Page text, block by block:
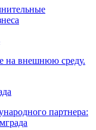
на внешнюю среду.
партнера: